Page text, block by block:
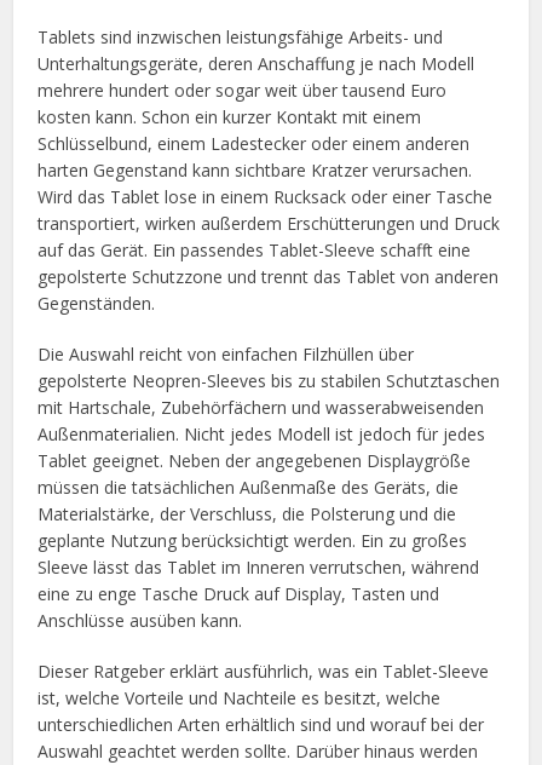
Tablets sind inzwischen leistungsfähige Arbeits- und
Unterhaltungsgeräte, deren Anschaffung je nach Modell
mehrere hundert oder sogar weit über tausend Euro
kosten kann. Schon ein kurzer Kontakt mit einem
Schlüsselbund, einem Ladestecker oder einem anderen
harten Gegenstand kann sichtbare Kratzer verursachen.
Wird das Tablet lose in einem Rucksack oder einer Tasche
transportiert, wirken außerdem Erschütterungen und Druck
auf das Gerät. Ein passendes Tablet-Sleeve schafft eine
gepolsterte Schutzzone und trennt das Tablet von anderen
Gegenständen.
Die Auswahl reicht von einfachen Filzhüllen über
gepolsterte Neopren-Sleeves bis zu stabilen Schutztaschen
mit Hartschale, Zubehörfächern und wasserabweisenden
Außenmaterialien. Nicht jedes Modell ist jedoch für jedes
Tablet geeignet. Neben der angegebenen Displaygröße
müssen die tatsächlichen Außenmaße des Geräts, die
Materialstärke, der Verschluss, die Polsterung und die
geplante Nutzung berücksichtigt werden. Ein zu großes
Sleeve lässt das Tablet im Inneren verrutschen, während
eine zu enge Tasche Druck auf Display, Tasten und
Anschlüsse ausüben kann.
Dieser Ratgeber erklärt ausführlich, was ein Tablet-Sleeve
ist, welche Vorteile und Nachteile es besitzt, welche
unterschiedlichen Arten erhältlich sind und worauf bei der
Auswahl geachtet werden sollte. Darüber hinaus werden